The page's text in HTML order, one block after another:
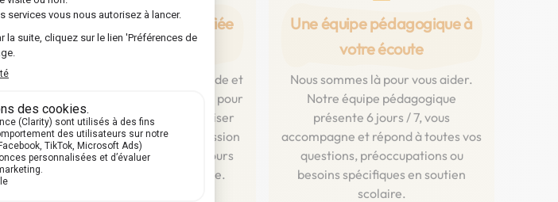
Une organisation simplifiée
Profitez d'une organisation fluide et
efficace, conçue spécialement pour
vous permettre de vous focaliser
entièrement sur votre progression
en Espagnol. Au choix, des cours
près de chez vous ou en ligne.
Une équipe pédagogique à
votre écoute
Nous sommes là pour vous aider.
Notre équipe pédagogique
présente 6 jours / 7, vous
accompagne et répond à toutes vos
questions, préoccupations ou
besoins spécifiques en soutien
scolaire.